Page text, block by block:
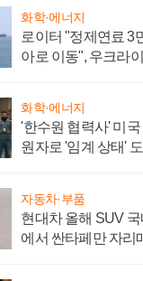
화학·에너지
로이터 "정제연료 3
아로 이동", 우크라
화학·에너지
'한수원 협력사' 미
원자로 '임계 상태'
자동차·부품
현대차 올해 SUV
에서 싼타페만 자리